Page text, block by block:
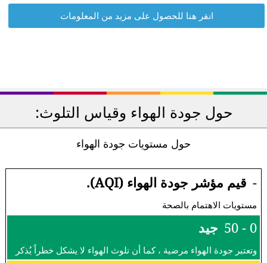
انقر هنا للحصول على مزيد من المعلومات
حول جودة الهواء وقياس التلوث:
حول مستويات جودة الهواء
- قيم مؤشر جودة الهواء (AQI).
مستويات الاهتمام بالصحة
0 - 50 جيد
وتعتبر جودة الهواء مرضية ، كما أن تلوث الهواء لا يشكل خطراً يُذكر